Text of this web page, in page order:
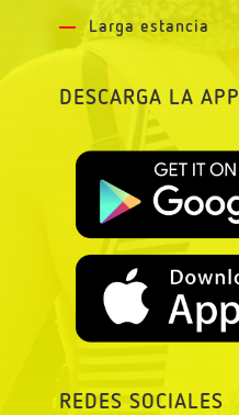
Larga estancia
DESCARGA LA APP
REDES SOCIALES